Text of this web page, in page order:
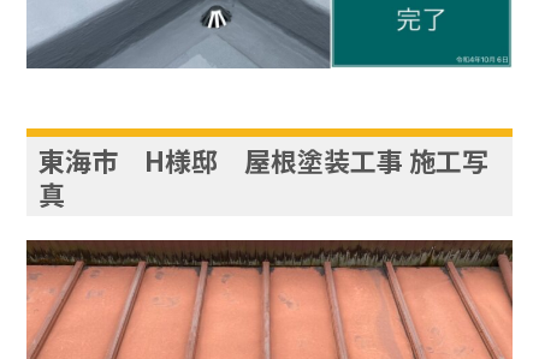
東海市 H様邸 屋根塗装工事 施工写
真